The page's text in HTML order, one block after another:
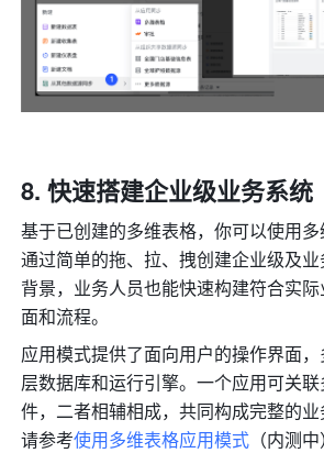
快速搭建企业级业务系统
基于已创建的多维表格，你可以使用多
通过简单的拖、拉、拽创建企业级及
背景，业务人员也能快速构建符合实
面和流程。
应用模式提供了面向用户的操作界面
层数据库和运行引擎。一个应用可关
件，二者相辅相成，共同构成完整的
请参考使用多维表格应用模式 （内测中